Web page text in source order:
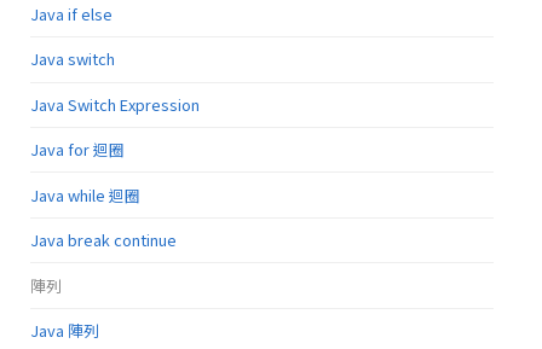
Java if else
Java switch
Java Switch Expression
Java for 迴圈
Java while 迴圈
Java break continue
陣列
Java 陣列